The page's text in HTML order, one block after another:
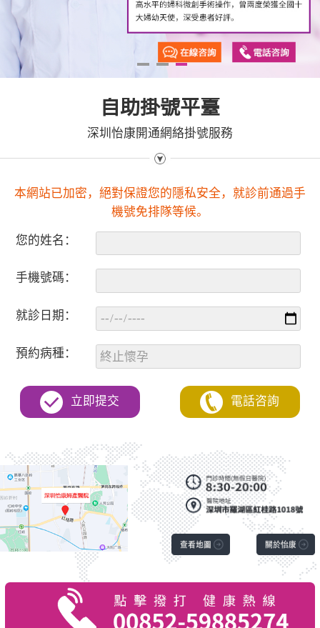
1
自助掛號平臺
深圳怡康開通網絡掛號服務
本網站已加密，絕對保證您的隱私安全，就診前通過手
機號免排隊等候。
您的姓名：
手機號碼：
就診日期：
預約病種：
立即提交 電話咨詢